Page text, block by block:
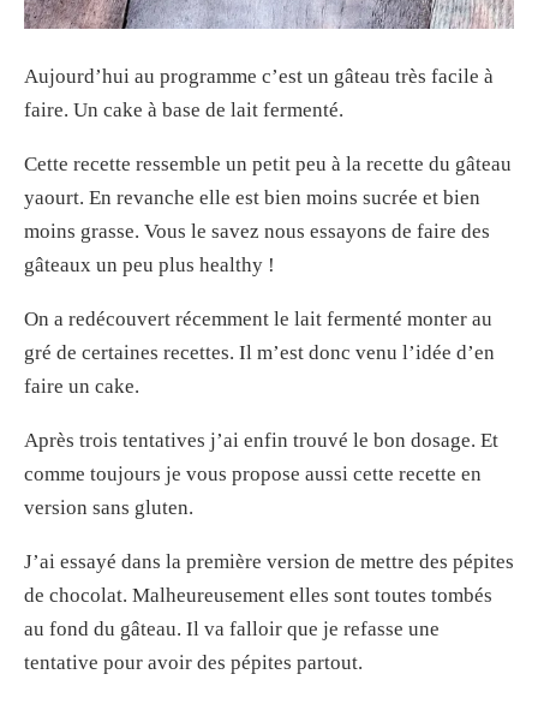
Aujourd’hui au programme c’est un gâteau très facile à
faire. Un cake à base de lait fermenté.
Cette recette ressemble un petit peu à la recette du gâteau
yaourt. En revanche elle est bien moins sucrée et bien
moins grasse. Vous le savez nous essayons de faire des
gâteaux un peu plus healthy !
On a redécouvert récemment le lait fermenté monter au
gré de certaines recettes. Il m’est donc venu l’idée d’en
faire un cake.
Après trois tentatives j’ai enfin trouvé le bon dosage. Et
comme toujours je vous propose aussi cette recette en
version sans gluten.
J’ai essayé dans la première version de mettre des pépites
de chocolat. Malheureusement elles sont toutes tombés
au fond du gâteau. Il va falloir que je refasse une
tentative pour avoir des pépites partout.